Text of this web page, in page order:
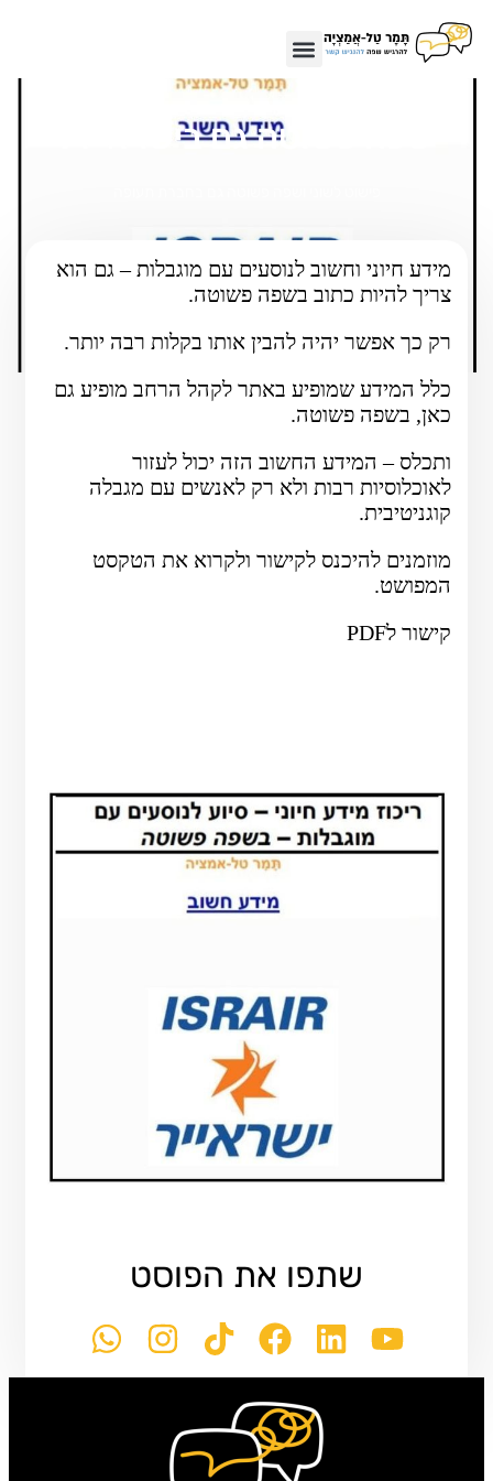
שפה פשוטה גם בישראייר!
מידע חיוני וחשוב לנוסעים עם מוגבלות – גם הוא
צריך להיות כתוב בשפה פשוטה.
רק כך אפשר יהיה להבין אותו בקלות רבה יותר.
כלל המידע שמופיע באתר לקהל הרחב מופיע גם
כאן, בשפה פשוטה.
ותכלס – המידע החשוב הזה יכול לעזור
לאוכלוסיות רבות ולא רק לאנשים עם מגבלה
קוגניטיבית.
מוזמנים להיכנס לקישור ולקרוא את הטקסט
המפושט.
קישור לPDF
שתפו את הפוסט